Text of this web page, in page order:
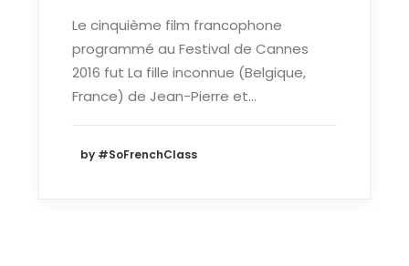
Le cinquième film francophone
programmé au Festival de Cannes
2016 fut La fille inconnue (Belgique,
France) de Jean-Pierre et…
by #SoFrenchClass